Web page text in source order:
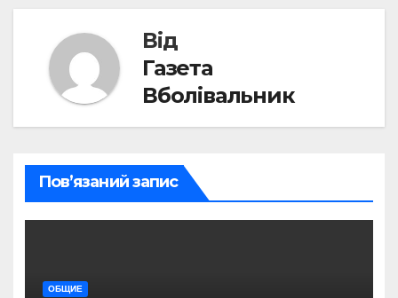
Від
Газета
Вболівальник
Пов’язаний запис
ОБЩИЕ